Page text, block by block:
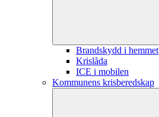
Brandskydd i hemmet
Krislåda
ICE i mobilen
Kommunens krisberedskap